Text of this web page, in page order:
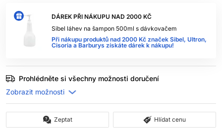
DÁREK PŘI NÁKUPU NAD 2000 KČ
Sibel láhev na šampon 500ml s dávkovačem
Při nákupu produktů nad 2000 Kč značek Sibel, Ultron,
Cisoria a Barburys získáte dárek k nákupu!
Prohlédněte si všechny možnosti doručení
Zeptat Hlídat cenu